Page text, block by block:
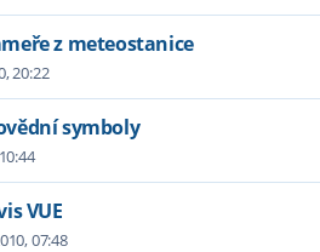
z meteostanice
20:22
symboly
VUE
07:48